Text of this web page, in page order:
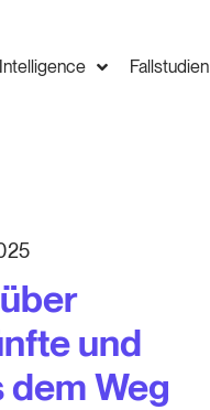
Fallstudien
und
Weg